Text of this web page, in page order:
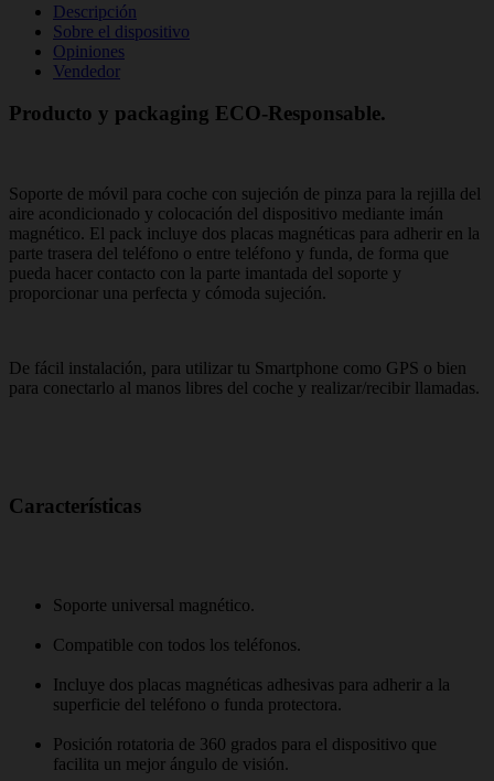
Descripción
Sobre el dispositivo
Opiniones
Vendedor
Producto y packaging ECO-Responsable.
Soporte de móvil para coche con sujeción de pinza para la rejilla del
aire acondicionado y colocación del dispositivo mediante imán
magnético. El pack incluye dos placas magnéticas para adherir en la
parte trasera del teléfono o entre teléfono y funda, de forma que
pueda hacer contacto con la parte imantada del soporte y
proporcionar una perfecta y cómoda sujeción.
De fácil instalación, para utilizar tu Smartphone como GPS o bien
para conectarlo al manos libres del coche y realizar/recibir llamadas.
Características
Soporte universal magnético.
Compatible con todos los teléfonos.
Incluye dos placas magnéticas adhesivas para adherir a la
superficie del teléfono o funda protectora.
Posición rotatoria de 360 grados para el dispositivo que
facilita un mejor ángulo de visión.